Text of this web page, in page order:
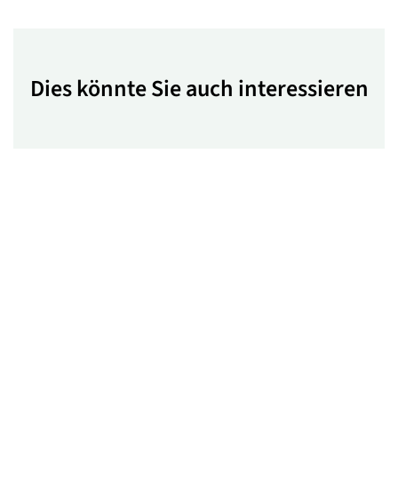
Dies könnte Sie auch interessieren